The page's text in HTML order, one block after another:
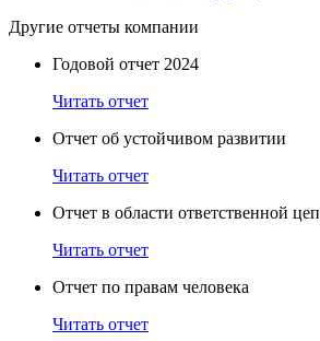
Другие отчеты компании
Годовой отчет 2024
Читать отчет
Отчет об устойчивом развитии
Читать отчет
Отчет в области ответственной
Читать отчет
Отчет по правам человека
Читать отчет